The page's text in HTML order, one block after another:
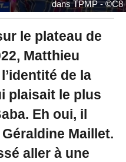
0
dans TPMP - ©C8
le plateau de
Matthieu
de la
plaisait le plus
Eh oui, il
Maillet.
aller à une